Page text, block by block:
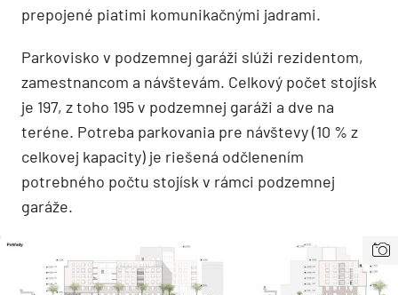
prepojené piatimi komunikačnými jadrami.
Parkovisko v podzemnej garáži slúži rezidentom,
zamestnancom a návštevám. Celkový počet stojísk
je 197, z toho 195 v podzemnej garáži a dve na
teréne. Potreba parkovania pre návštevy (10 % z
celkovej kapacity) je riešená odčlenením
potrebného počtu stojísk v rámci podzemnej
garáže.